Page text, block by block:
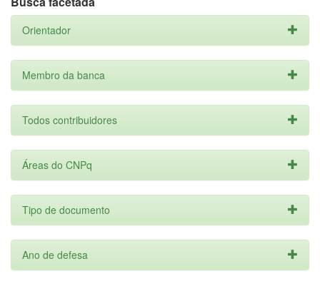
Orientador
Membro da banca
Todos contribuidores
Áreas do CNPq
Tipo de documento
Ano de defesa